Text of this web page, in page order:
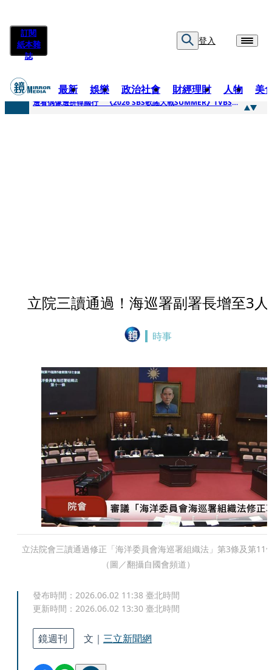
訂閱
紙本雜
誌
登入
最新 娛樂 政治社會 財經理財 人物 美
快訊
邊看偶像邊拚韓國行 《2026 SBS歌謠大戰SUMMER》TVBS直播祭追星福利
立院三讀通過！海巡署副署長增至3人
時事
立法院會三讀通過修正「海洋委員會海巡署組織法」第3條及第11
（圖／翻攝自國會頻道）
發布時間： 2026.06.02 11:38 臺北時間
更新時間： 2026.06.02 13:30 臺北時間
鏡週刊 文｜ 三立新聞網